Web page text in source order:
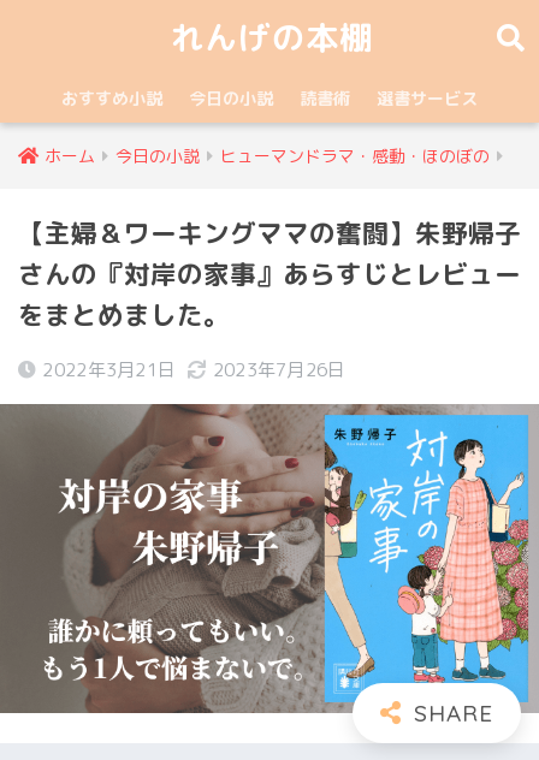
れんげの本棚
おすすめ小説 今日の小説 読書術 選書サービス
ホーム 今日の小説 ヒューマンドラマ・感動・ほのぼの
【主婦＆ワーキングママの奮闘】朱野帰子
さんの『対岸の家事』あらすじとレビュー
をまとめました。
2022年3月21日 2023年7月26日